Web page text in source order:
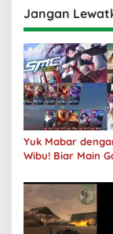
Jangan
Yuk Mabar
Wibu! Biar Main